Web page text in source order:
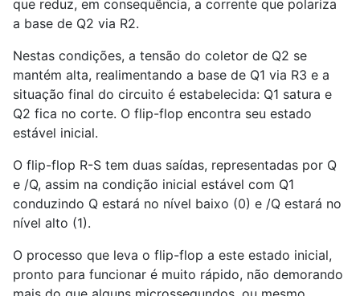
que reduz, em consequência, a corrente que polariza
a base de Q2 via R2.
Nestas condições, a tensão do coletor de Q2 se
mantém alta, realimentando a base de Q1 via R3 e a
situação final do circuito é estabelecida: Q1 satura e
Q2 fica no corte. O flip-flop encontra seu estado
estável inicial.
O flip-flop R-S tem duas saídas, representadas por Q
e /Q, assim na condição inicial estável com Q1
conduzindo Q estará no nível baixo (0) e /Q estará no
nível alto (1).
O processo que leva o flip-flop a este estado inicial,
pronto para funcionar é muito rápido, não demorando